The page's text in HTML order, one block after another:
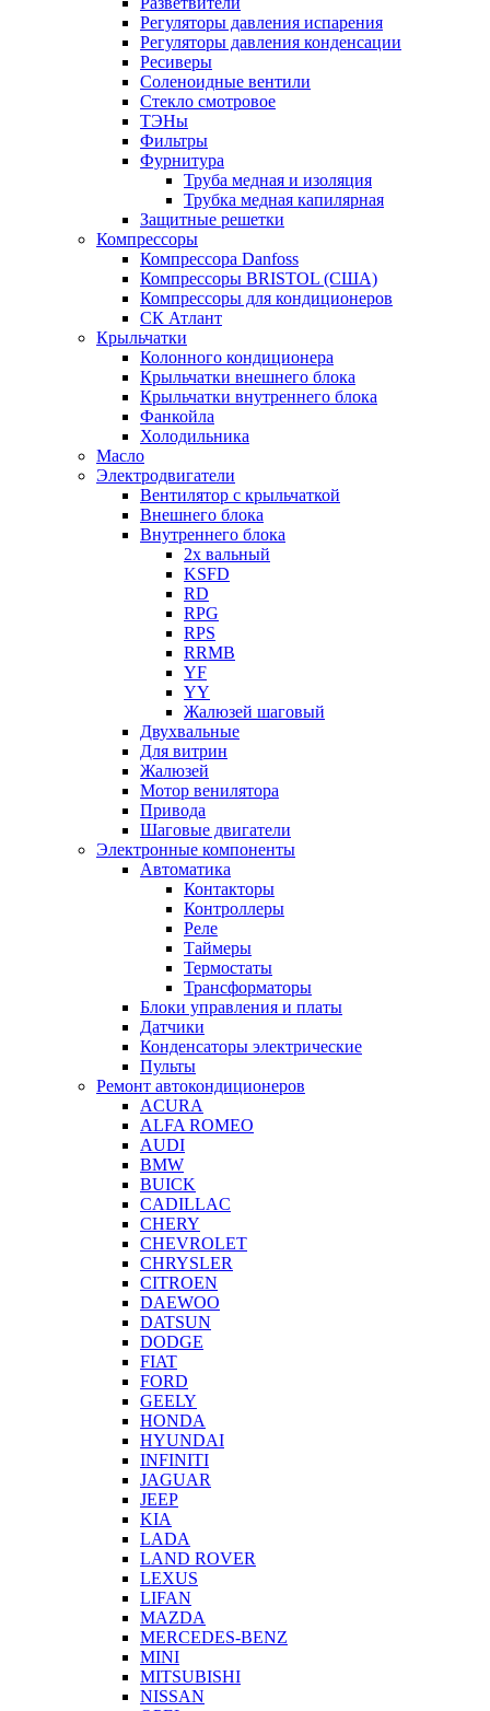
Регуляторы давления испарения
Регуляторы давления конденсации
Ресиверы
Соленоидные вентили
Стекло смотровое
ТЭНы
Фильтры
Фурнитура
Труба медная и изоляция
Трубка медная капилярная
Защитные решетки
Компрессоры
Компрессора Danfoss
Компрессоры BRISTOL (США)
Компрессоры для кондиционеров
СК Атлант
Крыльчатки
Колонного кондиционера
Крыльчатки внешнего блока
Крыльчатки внутреннего блока
Фанкойла
Холодильника
Масло
Электродвигатели
Вентилятор с крыльчаткой
Внешнего блока
Внутреннего блока
2х вальный
KSFD
RD
RPG
RPS
RRMB
YF
YY
Жалюзей шаговый
Двухвальные
Для витрин
Жалюзей
Мотор венилятора
Привода
Шаговые двигатели
Электронные компоненты
Автоматика
Контакторы
Контроллеры
Реле
Таймеры
Термостаты
Трансформаторы
Блоки управления и платы
Датчики
Конденсаторы электрические
Пульты
Ремонт автокондиционеров
ACURA
ALFA ROMEO
AUDI
BMW
BUICK
CADILLAC
CHERY
CHEVROLET
CHRYSLER
CITROEN
DAEWOO
DATSUN
DODGE
FIAT
FORD
GEELY
HONDA
HYUNDAI
INFINITI
JAGUAR
JEEP
KIA
LADA
LAND ROVER
LEXUS
LIFAN
MAZDA
MERCEDES-BENZ
MINI
MITSUBISHI
NISSAN